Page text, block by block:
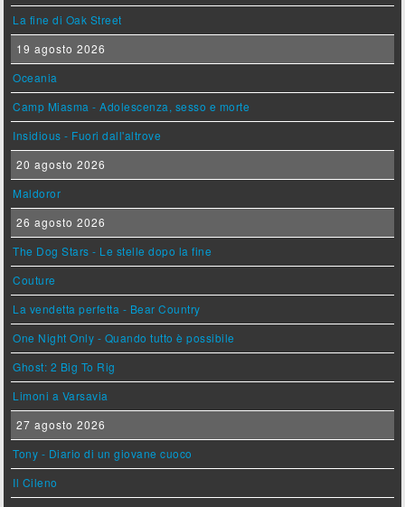
La fine di Oak Street
19 agosto 2026
Oceania
Camp Miasma - Adolescenza, sesso e morte
Insidious - Fuori dall'altrove
20 agosto 2026
Maldoror
26 agosto 2026
The Dog Stars - Le stelle dopo la fine
Couture
La vendetta perfetta - Bear Country
One Night Only - Quando tutto è possibile
Ghost: 2 Big To Rig
Limoni a Varsavia
27 agosto 2026
Tony - Diario di un giovane cuoco
Il Cileno